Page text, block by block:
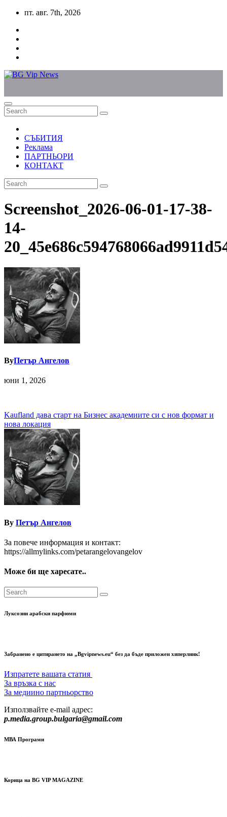
Skip
content
пт. авг. 7th, 2026
СЪБИТИЯ
Реклама
ПАРТНЬОРИ
КОНТАКТ
Screenshot_2026-06-01-17-38-
14-
ByПетър Ангелов
юни 1, 2026
Навигация
Kaufland дава старт на Бизнес академиите си с нов формат и
нова локация
By Петър Ангелов
За повече информация и контакт:
https://allmylinks.com/petarangelovangelov
Може би ще харесате..
Луксозни арабски парфюми
Забранено е цитирането на „Bgvipnews.eu“ без да бъде приложен хиперлинк!
Изпратете вашата статия
За връзка с нас
За медиино партньорство
Използвайте e-mail адрес:
p.media.group.bulgaria@gmail.com
МВА Програми
Корица на BG VIP MAGAZINE